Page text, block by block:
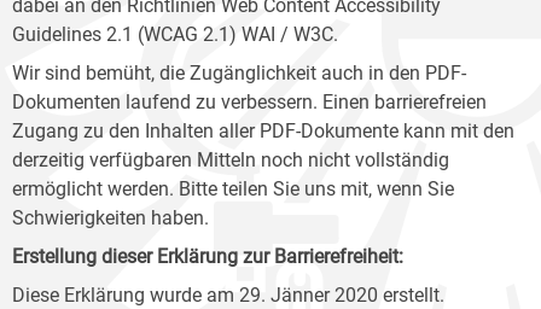
dabei an den Richtlinien Web Content Accessibility
Guidelines 2.1 (WCAG 2.1) WAI / W3C.
Wir sind bemüht, die Zugänglichkeit auch in den PDF-
Dokumenten laufend zu verbessern. Einen barrierefreien
Zugang zu den Inhalten aller PDF-Dokumente kann mit den
derzeitig verfügbaren Mitteln noch nicht vollständig
ermöglicht werden. Bitte teilen Sie uns mit, wenn Sie
Schwierigkeiten haben.
Erstellung dieser Erklärung zur Barrierefreiheit:
Diese Erklärung wurde am 29. Jänner 2020 erstellt.